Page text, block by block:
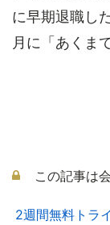
に早期退職し
月に「あくま
この記事は
2週間無料トラ